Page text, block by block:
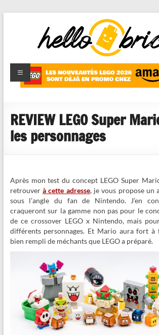
HelloBricks
Blog LEGO,
nouveaut�s
reviews
REVIEW LEGO Super
les personnages
Après mon test du concept LEGO Super
retrouverà cette adresse, je vous propose un
sous l’angle du fan de Nintendo. J’en
craqueront sur la gamme non pas pour le
de ce crossover LEGO x Nintendo, mais
différents personnages. Et Mario aura fort
bien rempli de méchants que LEGO a préparé.